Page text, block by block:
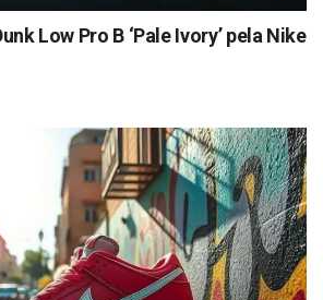
Low Pro B ‘Pale Ivory’ pela Nike